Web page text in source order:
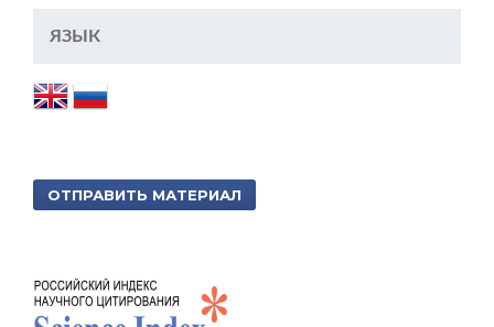
ЯЗЫК
ОТПРАВИТЬ МАТЕРИАЛ